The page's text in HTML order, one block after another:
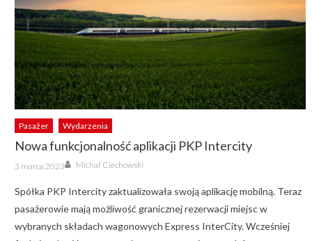
Pasażer Wydarzenia
Nowa funkcjonalność aplikacji PKP Intercity
Posted
on
3 marca 2023 Author
Michał Ciechowski
Spółka PKP Intercity zaktualizowała swoją aplikację mobilną. Teraz
pasażerowie mają możliwość granicznej rezerwacji miejsc w
wybranych składach wagonowych Express InterCity. Wcześniej